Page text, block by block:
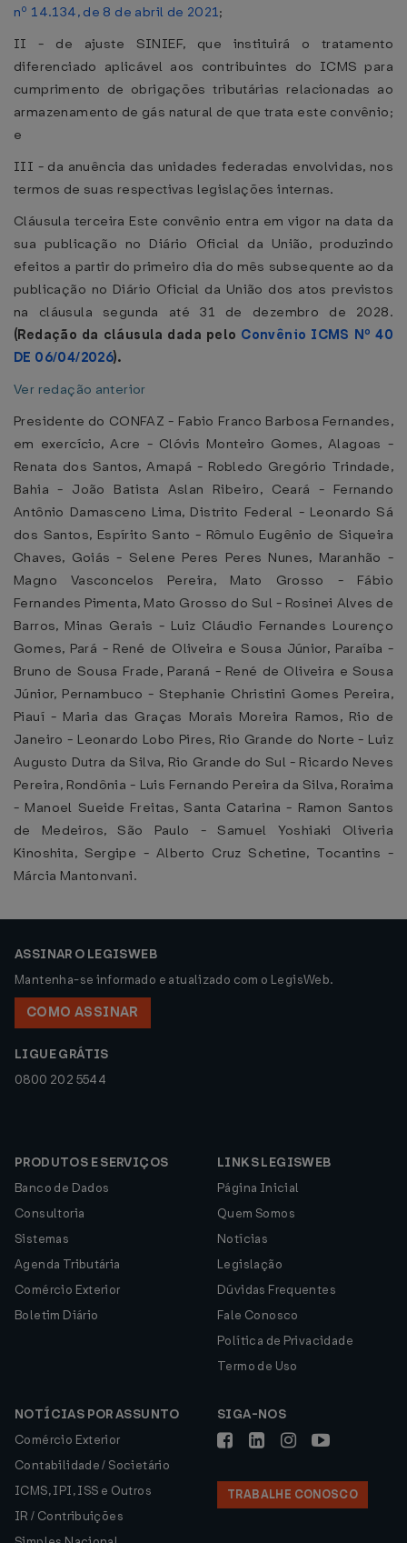
nº 14.134, de 8 de abril de 2021;
II - de ajuste SINIEF, que instituirá o tratamento
diferenciado aplicável aos contribuintes do ICMS para
cumprimento de obrigações tributárias relacionadas ao
armazenamento de gás natural de que trata este convênio;
e
III - da anuência das unidades federadas envolvidas, nos
termos de suas respectivas legislações internas.
Cláusula terceira Este convênio entra em vigor na data da
sua publicação no Diário Oficial da União, produzindo
efeitos a partir do primeiro dia do mês subsequente ao da
publicação no Diário Oficial da União dos atos previstos
na cláusula segunda até 31 de dezembro de 2028.
(Redação da cláusula dada pelo Convênio ICMS Nº 40
DE 06/04/2026).
Ver redação anterior
Presidente do CONFAZ - Fabio Franco Barbosa Fernandes,
em exercício, Acre - Clóvis Monteiro Gomes, Alagoas -
Renata dos Santos, Amapá - Robledo Gregório Trindade,
Bahia - João Batista Aslan Ribeiro, Ceará - Fernando
Antônio Damasceno Lima, Distrito Federal - Leonardo Sá
dos Santos, Espírito Santo - Rômulo Eugênio de Siqueira
Chaves, Goiás - Selene Peres Peres Nunes, Maranhão -
Magno Vasconcelos Pereira, Mato Grosso - Fábio
Fernandes Pimenta, Mato Grosso do Sul - Rosinei Alves de
Barros, Minas Gerais - Luiz Cláudio Fernandes Lourenço
Gomes, Pará - René de Oliveira e Sousa Júnior, Paraíba -
Bruno de Sousa Frade, Paraná - René de Oliveira e Sousa
Júnior, Pernambuco - Stephanie Christini Gomes Pereira,
Piauí - Maria das Graças Morais Moreira Ramos, Rio de
Janeiro - Leonardo Lobo Pires, Rio Grande do Norte - Luiz
Augusto Dutra da Silva, Rio Grande do Sul - Ricardo Neves
Pereira, Rondônia - Luis Fernando Pereira da Silva, Roraima
- Manoel Sueide Freitas, Santa Catarina - Ramon Santos
de Medeiros, São Paulo - Samuel Yoshiaki Oliveria
Kinoshita, Sergipe - Alberto Cruz Schetine, Tocantins -
Márcia Mantonvani.
ASSINAR O LEGISWEB
Mantenha-se informado e atualizado com o LegisWeb.
COMO ASSINAR
LIGUE GRÁTIS
0800 202 5544
PRODUTOS E SERVIÇOS
Banco de Dados
Consultoria
Sistemas
Agenda Tributária
Comércio Exterior
Boletim Diário
LINKS LEGISWEB
Página Inicial
Quem Somos
Notícias
Legislação
Dúvidas Frequentes
Fale Conosco
Política de Privacidade
Termo de Uso
NOTÍCIAS POR ASSUNTO
Comércio Exterior
Contabilidade / Societário
ICMS, IPI, ISS e Outros
IR / Contribuições
SIGA-NOS
TRABALHE CONOSCO